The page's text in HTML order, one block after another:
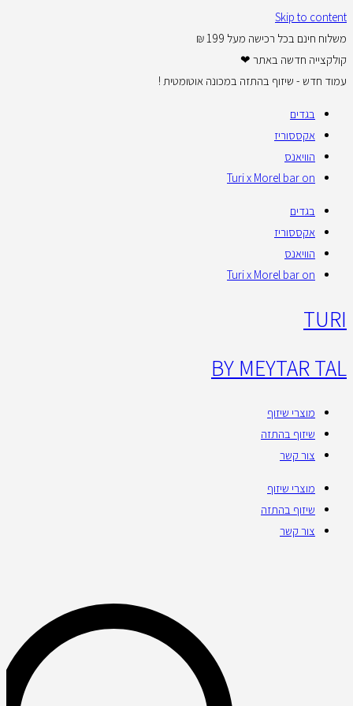
Skip to content
משלוח חינם בכל רכישה מעל 199 ₪
קולקצייה חדשה באתר ❤
עמוד חדש - שיזוף בהתזה במכונה אוטומטית !
בגדים
אקססוריז
הוויאנס
Turi x Morel bar on
בגדים
אקססוריז
הוויאנס
Turi x Morel bar on
TURI
BY MEYTAR TAL
מוצרי שיזוף
שיזוף בהתזה
צור קשר
מוצרי שיזוף
שיזוף בהתזה
צור קשר